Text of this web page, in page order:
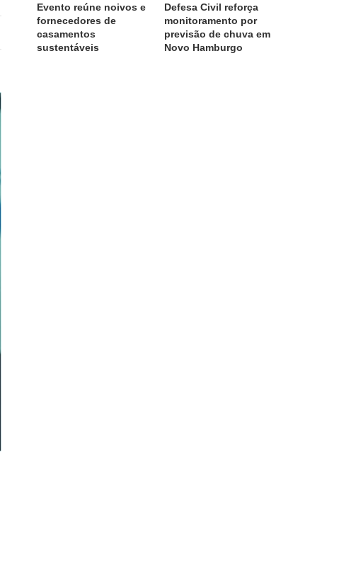
Evento reúne noivos e
fornecedores de
casamentos
sustentáveis
Defesa Civil reforça
monitoramento por
previsão de chuva em
Novo Hamburgo